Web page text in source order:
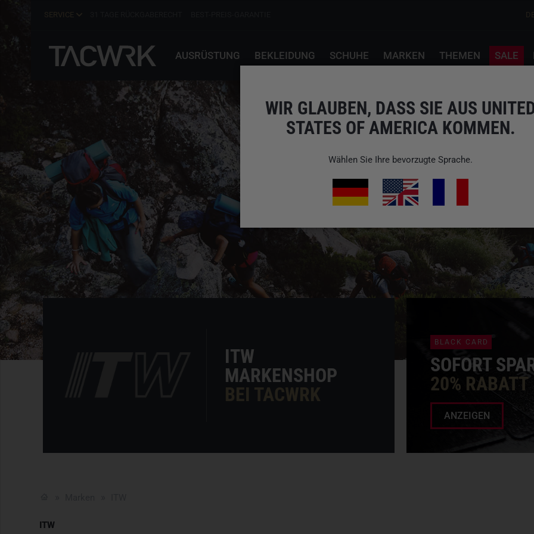
SERVICE
AUSRÜSTUNG BEKLEIDUNG SCHUHE MARKEN THEMEN SALE
ITW
MARKENSHOP
BEI TACWRK
BLACK CARD
SOFORT
20% RABATT
ANZEIGEN
ITW
WIR GLAUBEN, DASS SIE AUS
STATES OF AMERICA KOMMEN.
Wählen Sie Ihre bevorzugte Sprache.